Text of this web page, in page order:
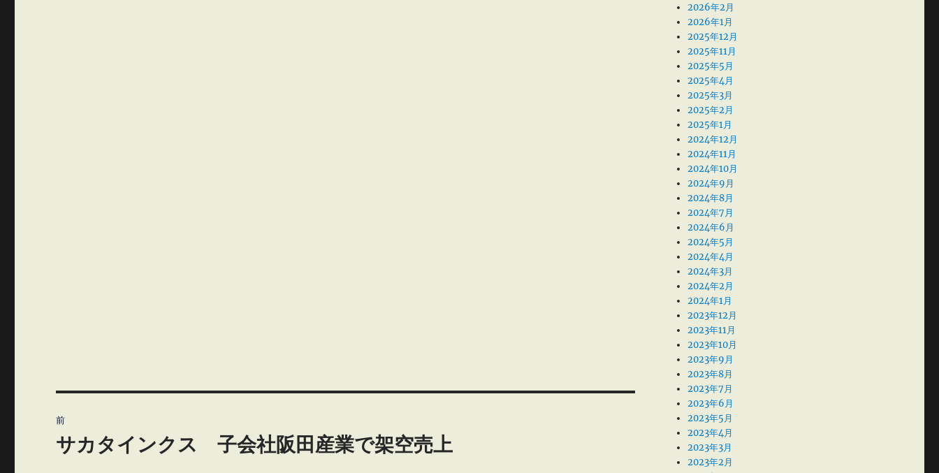
稿
前
前
サカタインクス 子会社阪田産業で架空売上
2026年2月
2026年1月
2025年12月
2025年11月
2025年5月
2025年4月
2025年3月
2025年2月
2025年1月
2024年12月
2024年11月
2024年10月
2024年9月
2024年8月
2024年7月
2024年6月
2024年5月
2024年4月
2024年3月
2024年2月
2024年1月
2023年12月
2023年11月
2023年10月
2023年9月
2023年8月
2023年7月
2023年6月
2023年5月
2023年4月
2023年3月
2023年2月